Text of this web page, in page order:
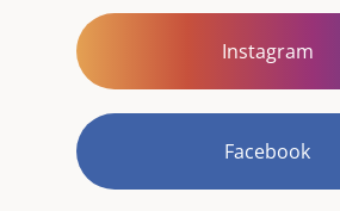
Instagram
Facebook